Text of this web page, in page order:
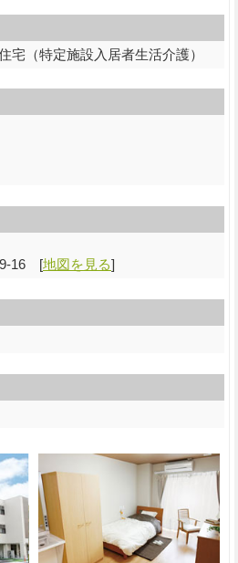
宅（特定施設入居者生活介護）
16[地図を見る]